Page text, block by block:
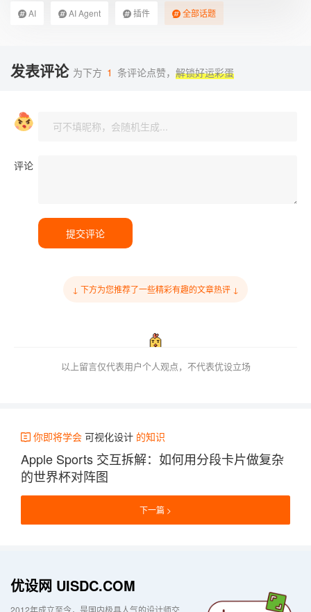
AI AI Agent 插件 全部话题
发表评论 为下方 1 条评论点赞， 解锁好运彩蛋
评论
提交评论
↓ 下方为您推荐了一些精彩有趣的文章热评 ↓
以上留言仅代表用户个人观点，不代表优设立场
你即将学会 可视化设计 的知识
Apple Sports 交互拆解：如何用分段卡片做复杂
的世界杯对阵图
下一篇
优设网 UISDC.COM